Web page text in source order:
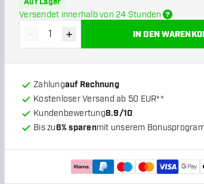
Auf Lager
Versendet innerhalb von 24 Stunden
Menge verringern
- Menge erhöhen
+ IN DEN
Zahlungauf Rechnung
Kostenloser Versand ab 50 EUR**
Kundenbewertung8.9/10
Bis zu6% sparenmit unserem